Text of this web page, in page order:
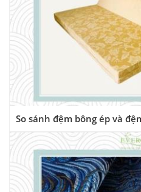
So sánh đệm bông ép và